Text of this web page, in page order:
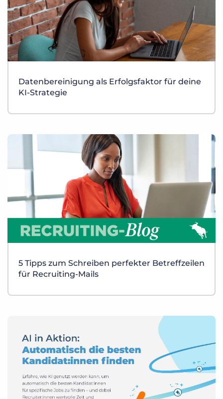
Datenbereinigung als Erfolgsfaktor für deine
KI-Strategie
5 Tipps zum Schreiben perfekter Betreffzeilen
für Recruiting-Mails